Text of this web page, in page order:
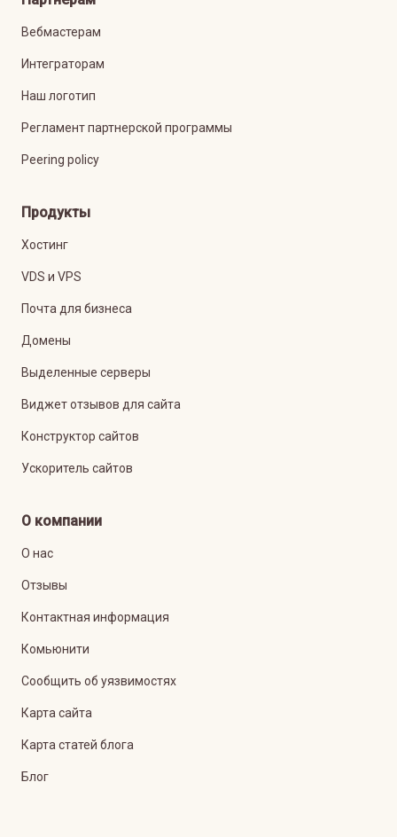
Вебмастерам
Интеграторам
Наш логотип
Регламент партнерской программы
Peering policy
Продукты
Хостинг
VDS и VPS
Почта для бизнеса
Домены
Выделенные серверы
Виджет отзывов для сайта
Конструктор сайтов
Ускоритель сайтов
О компании
О нас
Отзывы
Контактная информация
Комьюнити
Сообщить об уязвимостях
Карта сайта
Карта статей блога
Блог